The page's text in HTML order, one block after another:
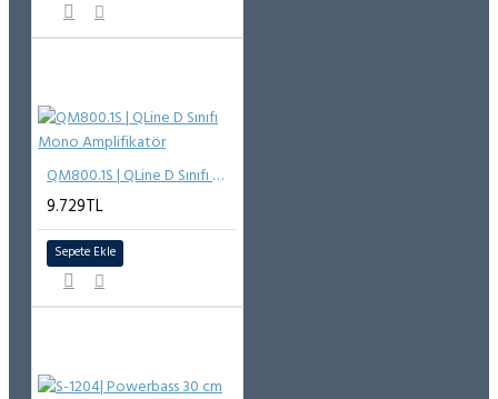
QM800.1S | QLine D Sınıfı Mono Amplifikatör
9.729TL
Sepete Ekle